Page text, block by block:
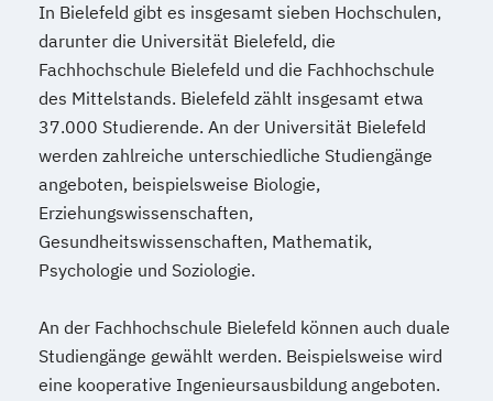
In Bielefeld gibt es insgesamt sieben Hochschulen,
darunter die Universität Bielefeld, die
Fachhochschule Bielefeld und die Fachhochschule
des Mittelstands. Bielefeld zählt insgesamt etwa
37.000 Studierende. An der Universität Bielefeld
werden zahlreiche unterschiedliche Studiengänge
angeboten, beispielsweise Biologie,
Erziehungswissenschaften,
Gesundheitswissenschaften, Mathematik,
Psychologie und Soziologie.
An der Fachhochschule Bielefeld können auch duale
Studiengänge gewählt werden. Beispielsweise wird
eine kooperative Ingenieursausbildung angeboten.